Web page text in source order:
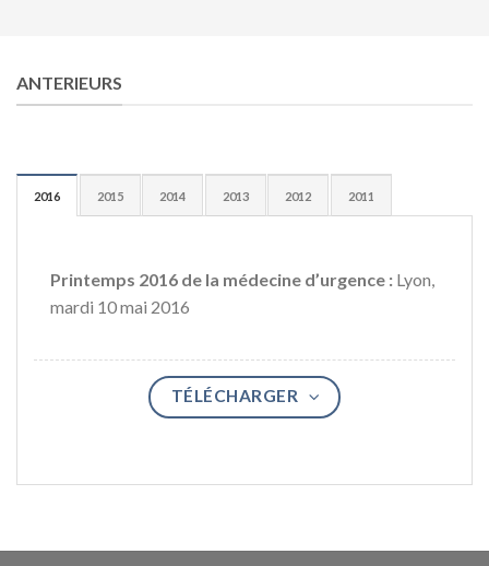
ANTERIEURS
2016 2015 2014 2013 2012 2011
Printemps 2016 de la médecine d’urgence : Lyon,
mardi 10 mai 2016
TÉLÉCHARGER